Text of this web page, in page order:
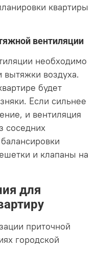
квартиры
вентиляции
необходимо
вытяжки воздуха.
будет
Если сильнее
и вентиляция
соседних
и клапаны на
для
приточной
городской